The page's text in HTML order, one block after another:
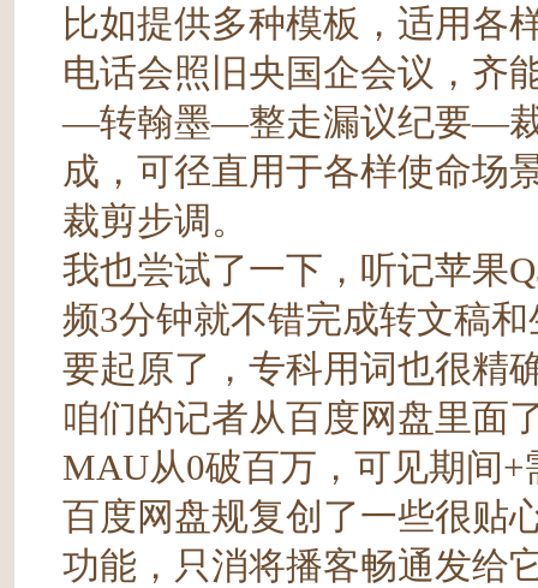
比如提供多种模板，适用各
电话会照旧央国企会议，齐
—转翰墨—整走漏议纪要—
成，可径直用于各样使命场
裁剪步调。
我也尝试了一下，听记苹果
频3分钟就不错完成转文稿
要起原了，专科用词也很精
咱们的记者从百度网盘里面
MAU从0破百万，可见期间
百度网盘规复创了一些很贴
功能，只消将播客畅通发给